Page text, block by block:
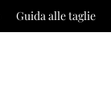
Guida alle taglie